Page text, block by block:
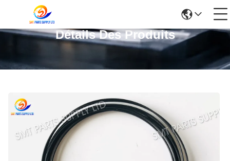
Détails Des Produits